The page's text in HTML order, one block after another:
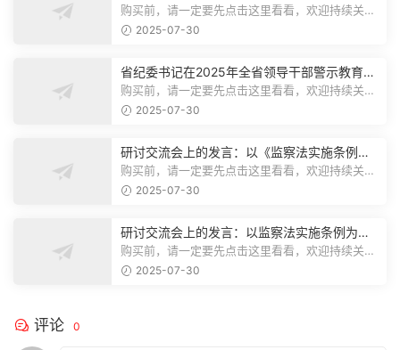
购买前，请一定要先点击这里看看，欢迎持续关
注，精彩模板每天推送预览结束，本文...
2025-07-30
省纪委书记在2025年全省领导干部警示教育会
上的讲话.1
购买前，请一定要先点击这里看看，欢迎持续关
注，精彩模板每天推送预览结束，本文...
2025-07-30
研讨交流会上的发言：以《监察法实施条例》
为纲,推动巡察工作高质量发展
购买前，请一定要先点击这里看看，欢迎持续关
注，精彩模板每天推送预览结束，本文...
2025-07-30
研讨交流会上的发言：以监察法实施条例为纲
推动巡察工作高质量发展
购买前，请一定要先点击这里看看，欢迎持续关
注，精彩模板每天推送预览结束，本文...
2025-07-30
评论 0